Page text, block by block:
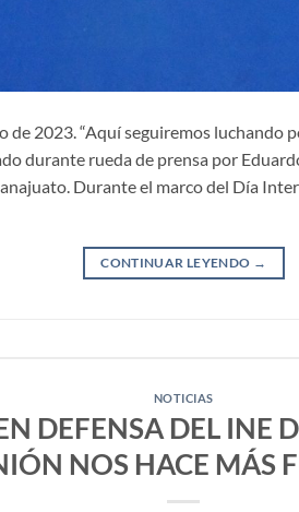
de 2023. “Aquí seguiremos luchando
durante rueda de prensa por
Durante el marco del Día
CONTINUAR LEYENDO →
NOTICIAS
DEFENSA DEL INE
NOS HACE MÁS